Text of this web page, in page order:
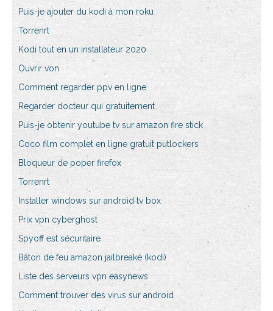
Puis-je ajouter du kodi à mon roku
Torrenrt
Kodi tout en un installateur 2020
Ouvrir von
Comment regarder ppv en ligne
Regarder docteur qui gratuitement
Puis-je obtenir youtube tv sur amazon fire stick
Coco film complet en ligne gratuit putlockers
Bloqueur de poper firefox
Torrenrt
Installer windows sur android tv box
Prix vpn cyberghost
Spyoff est sécuritaire
Bâton de feu amazon jailbreaké (kodi)
Liste des serveurs vpn easynews
Comment trouver des virus sur android